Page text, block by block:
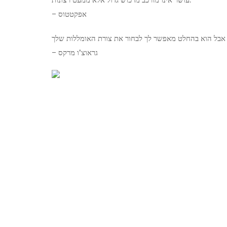
– אפקטטוס
– גראוצ'ו מרקס